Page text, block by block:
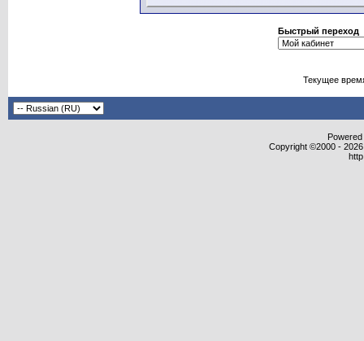
Быстрый переход
Текущее
Copyright ©2000 -